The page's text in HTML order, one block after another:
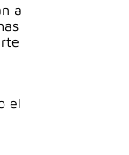
a
el